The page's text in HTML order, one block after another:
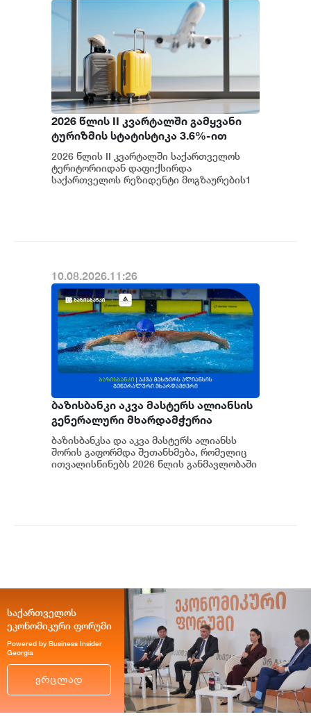
2026 წლის II კვარტალში გამყვანი
ტურიზმის სტატისტიკა 3.6%-ით
გაიზარდა - საქსტატი
2026 წლის II კვარტალში საქართველოს
ტერიტორიიდან დაფიქსირდა
საქართველოს რეზიდენტი მოგზაურების1
10.08.2026.11:26
ბაზისბანკი აკვა მასტერს ალიანსის
გენერალური მხარდამჭერია
ბაზისბანკსა და აკვა მასტერს ალიანსს
შორის გაფორმდა შეთანხმება, რომელიც
ითვალისწინებს 2026 წლის განმავლობაში
საქართველოს
ეკონომიკური ფორუმი
Powered by Business Insider
Georgia
ვრცლად